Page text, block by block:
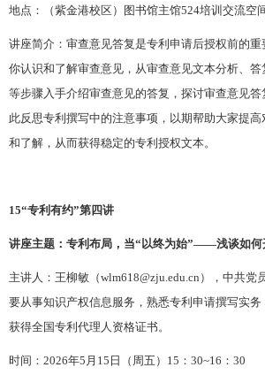
地点：（紫金港校区）图书馆主馆524培训交流空
讲座简介：审查意见答复是专利申请后授权前的
你认识和了解审查意见，从审查意见文本分析、
等步骤入手介绍审查意见的答复，探讨审查意见
此反思专利撰写中的注意事项，以期帮助大家提
和了解，从而获得稳定的专利授权文本。
15“专利有约”第四讲
讲座主题：专利布局，当“以终为始”——浅谈如何
主讲人：王柳敏（wlm618@zju.edu.cn）， 中共党
要从事知识产权信息服务，熟悉专利申请撰写实
获得全国专利代理人资格证书。
时间： 2026年5 月 15 日（周五 ） 15：30~16：30